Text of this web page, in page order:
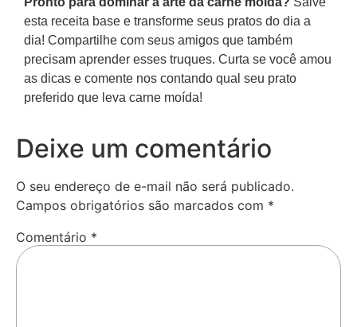
esta receita base e transforme seus pratos do dia a
dia! Compartilhe com seus amigos que também
precisam aprender esses truques. Curta se você amou
as dicas e comente nos contando qual seu prato
preferido que leva carne moída!
Deixe um comentário
O seu endereço de e-mail não será publicado.
Campos obrigatórios são marcados com *
Comentário *